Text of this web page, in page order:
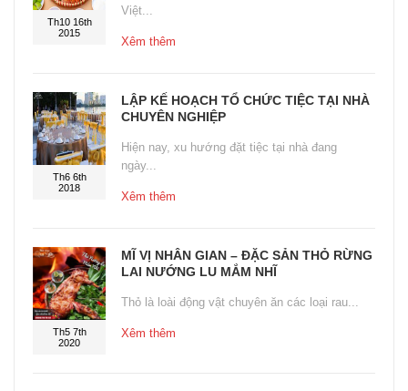
Th10 16th
2015
Việt...
Xêm thêm
Th6 6th
2018
LẬP KẾ HOẠCH TỔ CHỨC TIỆC TẠI NHÀ
CHUYÊN NGHIỆP
Hiện nay, xu hướng đặt tiệc tại nhà đang
ngày...
Xêm thêm
Th5 7th
2020
MĨ VỊ NHÂN GIAN – ĐẶC SẢN THỎ RỪNG
LAI NƯỚNG LU MẮM NHĨ
Thỏ là loài động vật chuyên ăn các loại rau...
Xêm thêm